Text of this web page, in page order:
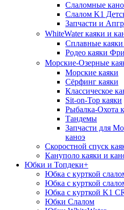
Слаломные
Слалом K1
Запчасти и
WhiteWater каяки и
Сплавные
Родео каяки
Морские-Озерные
Морские каяки
Сёрфинг каяки
Классическое
Sit-on-Top каяки
Рыбалка-Охота
Тандемы
Запчасти для
каноэ
Скоростной спуск
Кануполо каяки и
Юбки и Топдеки+
Юбка с курткой
Юбка с курткой
Юбка с курткой K1
Юбки Слалом